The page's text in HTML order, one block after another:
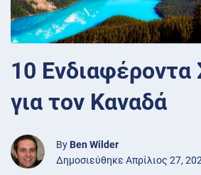
10 Ενδιαφέροντα
για τον Καναδά
By Ben Wilder
Δημοσιεύθηκε Απρίλιος 27,